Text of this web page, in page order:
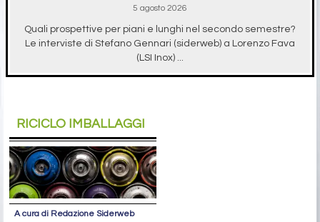
5 agosto 2026
Quali prospettive per piani e lunghi nel secondo semestre?
Le interviste di Stefano Gennari (siderweb) a Lorenzo Fava
(LSI Inox) ...
RICICLO IMBALLAGGI
A cura di Redazione Siderweb